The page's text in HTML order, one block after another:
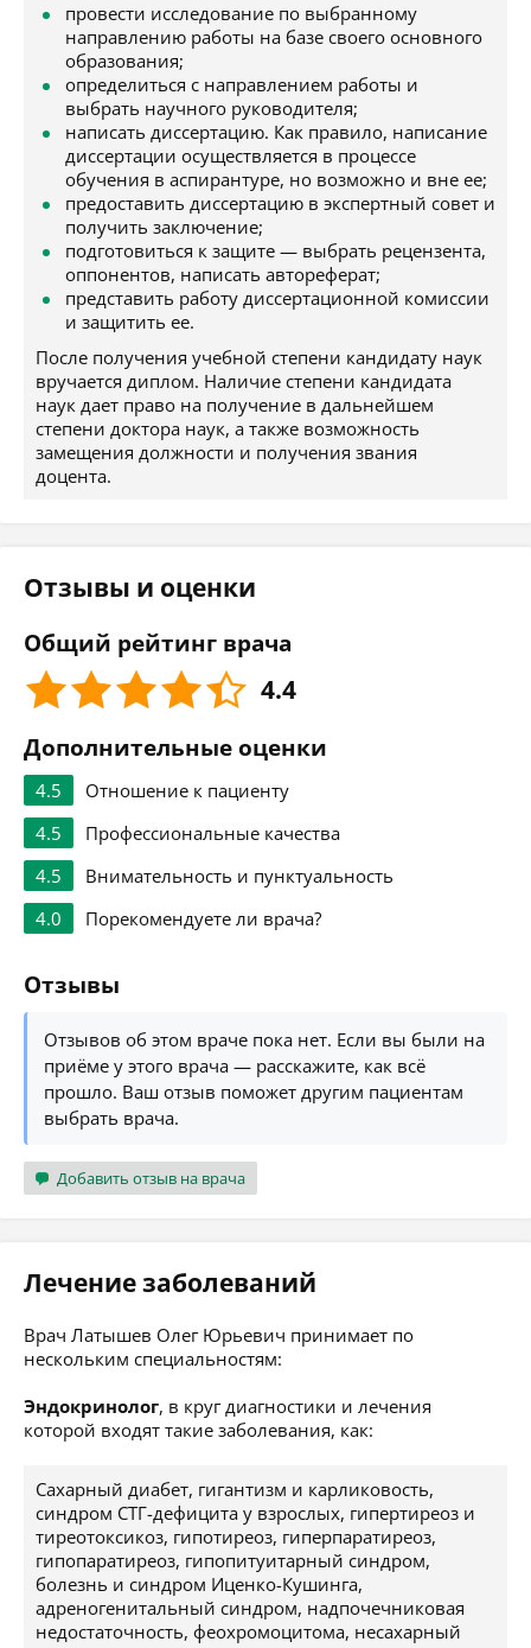
провести исследование по выбранному
направлению работы на базе своего основного
образования;
определиться с направлением работы и
выбрать научного руководителя;
написать диссертацию. Как правило, написание
диссертации осуществляется в процессе
обучения в аспирантуре, но возможно и вне ее;
предоставить диссертацию в экспертный совет и
получить заключение;
подготовиться к защите — выбрать рецензента,
оппонентов, написать автореферат;
представить работу диссертационной комиссии
и защитить ее.
После получения учебной степени кандидату наук
вручается диплом. Наличие степени кандидата
наук дает право на получение в дальнейшем
степени доктора наук, а также возможность
замещения должности и получения звания
доцента.
Отзывы и оценки
Общий рейтинг врача
4.4
Дополнительные оценки
4.5
Отношение к пациенту
4.5
Профессиональные качества
4.5
Внимательность и пунктуальность
4.0
Порекомендуете ли врача?
Отзывы
Отзывов об этом враче пока нет. Если вы были на
приёме у этого врача — расскажите, как всё
прошло. Ваш отзыв поможет другим пациентам
выбрать врача.
Добавить отзыв на врача
Лечение заболеваний
Врач Латышев Олег Юрьевич принимает по
нескольким специальностям:
Эндокринолог, в круг диагностики и лечения
которой входят такие заболевания, как:
Сахарный диабет, гигантизм и карликовость,
синдром СТГ-дефицита у взрослых, гипертиреоз и
тиреотоксикоз, гипотиреоз, гиперпаратиреоз,
гипопаратиреоз, гипопитуитарный синдром,
болезнь и синдром Иценко-Кушинга,
адреногенитальный синдром, надпочечниковая
недостаточность, феохромоцитома, несахарный